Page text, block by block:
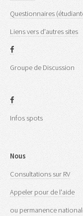
Questionnaires
Liens vers d'autres sites
Groupe de Discussion
Infos spots
Nous
Consultations sur RV
Appeler pour de l'aide
ou permanence